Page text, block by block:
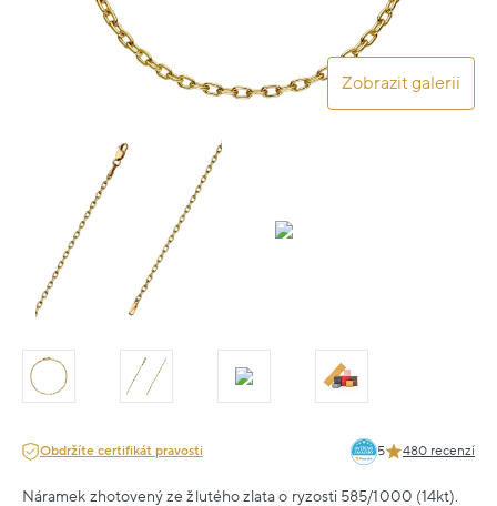
Zobrazit galerii
Obdržíte certifikát pravosti 5 480 recenzí
Náramek zhotovený ze žlutého zlata o ryzosti 585/1000 (14kt).